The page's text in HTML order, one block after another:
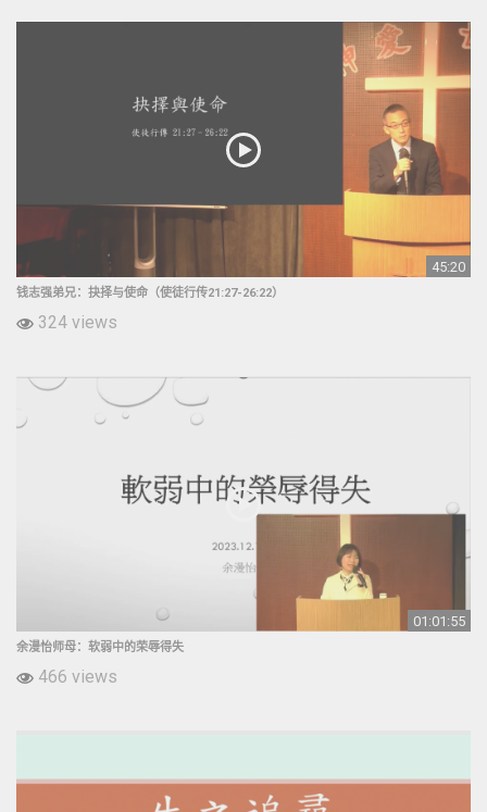
45:20
钱志强弟兄：抉择与使命（使徒行传21:27-26:22）
324 views
01:01:55
余漫怡师母：软弱中的荣辱得失
466 views